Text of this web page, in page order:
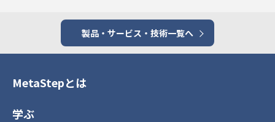
製品・サービス・技術一覧へ
MetaStepとは
学ぶ